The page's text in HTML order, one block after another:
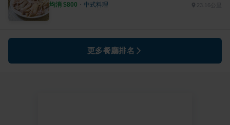
均消 $800 ・ 中式料理
更多餐廳排名